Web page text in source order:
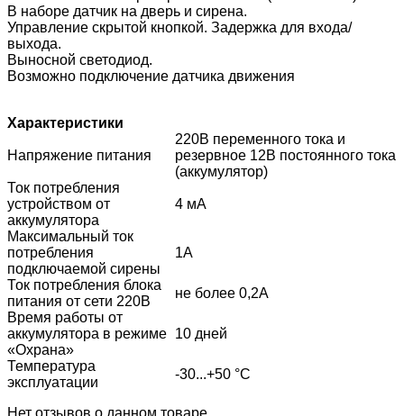
В наборе датчик на дверь и сирена.
Управление скрытой кнопкой. Задержка для входа/
выхода.
Выносной светодиод.
Возможно подключение датчика движения
Характеристики
Напряжение питания
220В переменного тока и
резервное 12В постоянного тока
(аккумулятор)
Ток потребления
устройством от
аккумулятора
4 мА
Максимальный ток
потребления
подключаемой сирены
1А
Ток потребления блока
питания от сети 220В
не более 0,2А
Время работы от
аккумулятора в режиме
«Охрана»
10 дней
Температура
эксплуатации
-30...+50 °С